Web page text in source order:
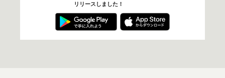
リリースしました！